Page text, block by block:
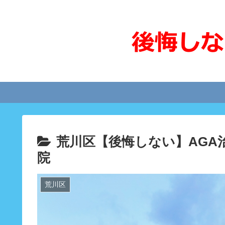
荒川区【後悔しない】AGA
院
荒川区